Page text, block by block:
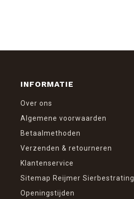
INFORMATIE
Over ons
Algemene voorwaarden
Betaalmethoden
Verzenden & retourneren
Klantenservice
Sitemap Reijmer Sierbestrating
Openingstijden